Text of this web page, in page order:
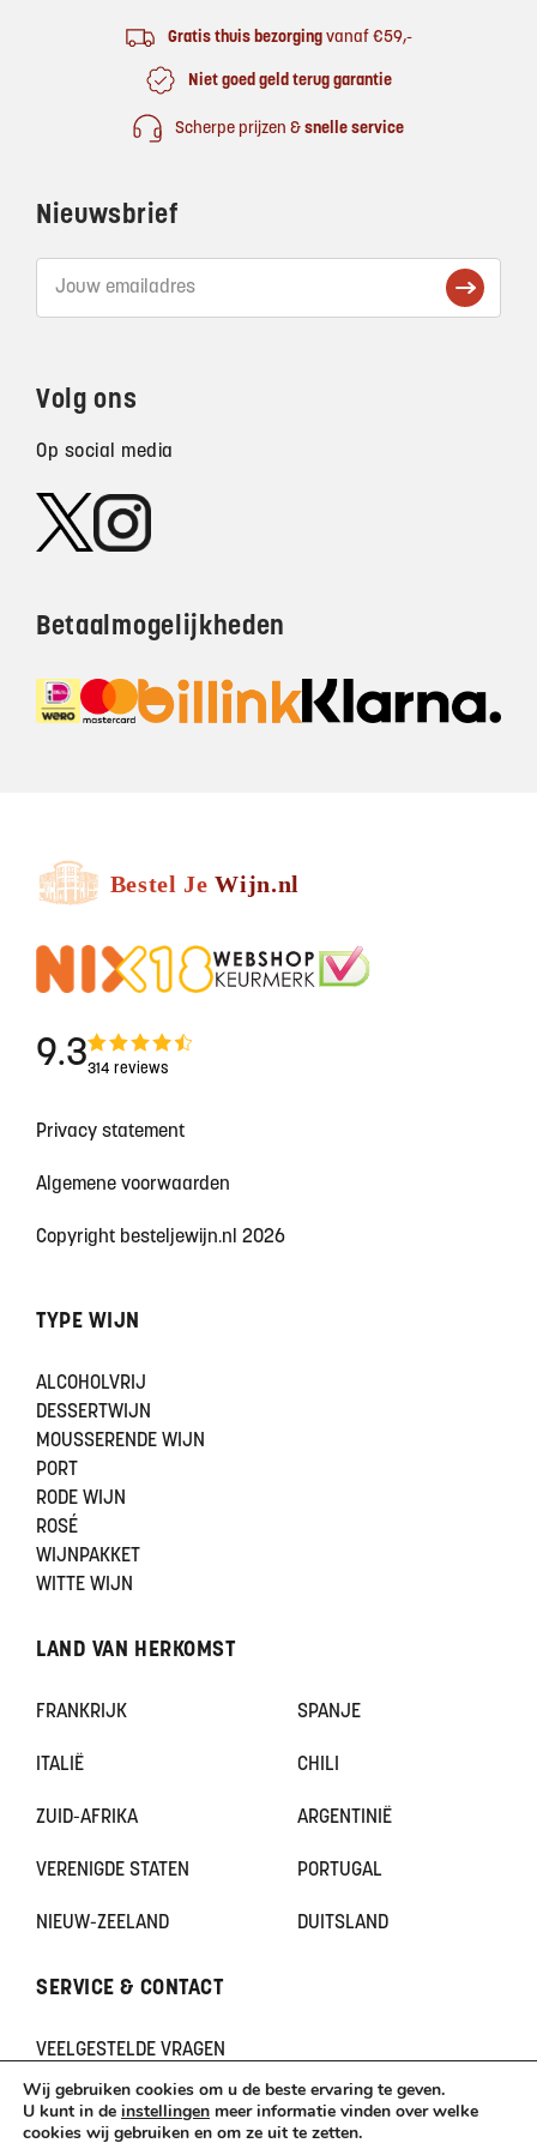
Gratis thuis bezorgingvanaf €59,-
Niet goed geld terug garantie
Scherpe prijzen & snelle service
Nieuwsbrief
Volg ons
Op social media
Betaalmogelijkheden
9.3314 reviews
Privacy statement
Algemene voorwaarden
Copyright besteljewijn.nl 2026
TYPE WIJN
ALCOHOLVRIJ
DESSERTWIJN
MOUSSERENDE WIJN
PORT
RODE WIJN
ROSÉ
WIJNPAKKET
WITTE WIJN
LAND VAN HERKOMST
FRANKRIJK SPANJE
ITALIË CHILI
ZUID-AFRIKA ARGENTINIË
VERENIGDE STATEN PORTUGAL
NIEUW-ZEELAND DUITSLAND
SERVICE & CONTACT
VEELGESTELDE VRAGEN
CONTACT
KLACHTEN
TERUGBETAAL- EN RETOURNERINGSBELEID
Wij gebruiken cookies om u de beste ervaring te geven.
U kunt in de instellingen meer informatie vinden over welke
cookies wij gebruiken en om ze uit te zetten.